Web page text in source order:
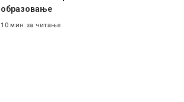
образовање
10 мин за читање